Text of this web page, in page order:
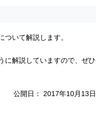
ついて解説します。
に解説していますので、ぜひ
公開日： 2017年10月13日